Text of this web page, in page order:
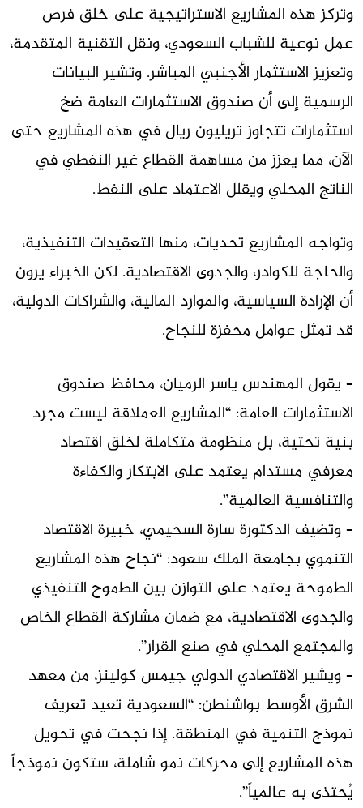
وتركز هذه المشاريع الاستراتيجية على خلق فرص
عمل نوعية للشباب السعودي، ونقل التقنية المتقدمة،
وتعزيز الاستثمار الأجنبي المباشر. وتشير البيانات
الرسمية إلى أن صندوق الاستثمارات العامة ضخ
استثمارات تتجاوز تريليون ريال في هذه المشاريع حتى
الآن، مما يعزز من مساهمة القطاع غير النفطي في
الناتج المحلي ويقلل الاعتماد على النفط.
وتواجه المشاريع تحديات، منها التعقيدات التنفيذية،
والحاجة للكوادر، والجدوى الاقتصادية. لكن الخبراء يرون
أن الإرادة السياسية، والموارد المالية، والشراكات الدولية،
قد تمثل عوامل محفزة للنجاح.
– يقول المهندس ياسر الرميان، محافظ صندوق
الاستثمارات العامة: “المشاريع العملاقة ليست مجرد
بنية تحتية، بل منظومة متكاملة لخلق اقتصاد
معرفي مستدام يعتمد على الابتكار والكفاءة
والتنافسية العالمية”.
– وتضيف الدكتورة سارة السحيمي، خبيرة الاقتصاد
التنموي بجامعة الملك سعود: “نجاح هذه المشاريع
الطموحة يعتمد على التوازن بين الطموح التنفيذي
والجدوى الاقتصادية، مع ضمان مشاركة القطاع الخاص
والمجتمع المحلي في صنع القرار”.
– ويشير الاقتصادي الدولي جيمس كولينز، من معهد
الشرق الأوسط بواشنطن: “السعودية تعيد تعريف
نموذج التنمية في المنطقة. إذا نجحت في تحويل
هذه المشاريع إلى محركات نمو شاملة، ستكون نموذجاً
يُحتذى به عالمياً”.